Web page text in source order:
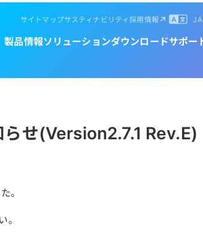
サイトマップサスティナビリティ採用情報
製品情報ソリューションダウンロードサポー
せ(Version2.7.1 Rev.E)
。
。